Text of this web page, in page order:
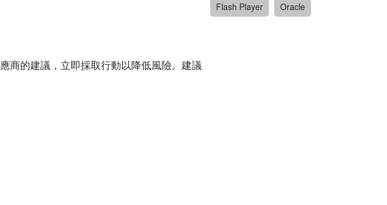
商的建議，立即採取行動以降低風險。建議
Flash Player
Oracle